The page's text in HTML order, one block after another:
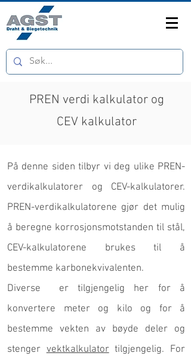
PREN verdi kalkulator og
CEV kalkulator
På denne siden tilbyr vi deg ulike PREN-
verdikalkulatorer og CEV-kalkulatorer.
PREN-verdikalkulatorene gjør det mulig
å beregne korrosjonsmotstanden til stål,
CEV-kalkulatorene brukes til å
bestemme karbonekvivalenten.
Diverse er tilgjengelig her for å
konvertere meter og kilo og for å
bestemme vekten av bøyde deler og
stengervektkalkulatortilgjengelig. For